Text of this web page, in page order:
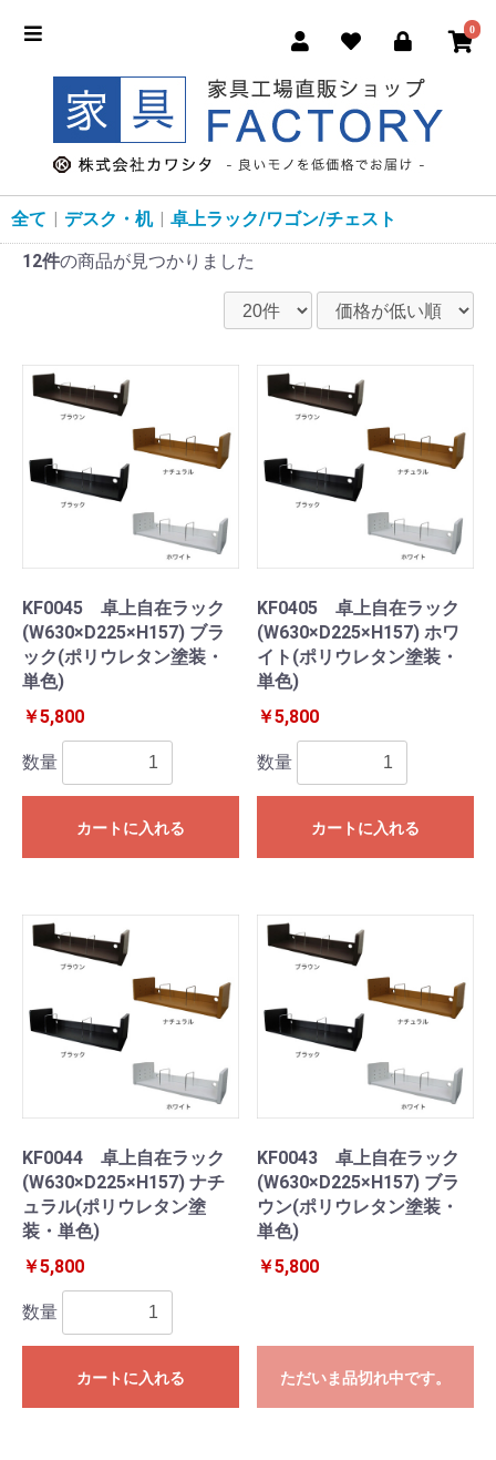
0
全て | デスク・机 | 卓上ラック/ワゴン/チェスト
12件の商品が見つかりました
KF0045 卓上自在ラック
(W630×D225×H157) ブラ
ック(ポリウレタン塗装・
単色)
￥5,800
数量
カートに入れる
KF0405 卓上自在ラック
(W630×D225×H157) ホワ
イト(ポリウレタン塗装・
単色)
￥5,800
数量
カートに入れる
KF0044 卓上自在ラック
(W630×D225×H157) ナチ
ュラル(ポリウレタン塗
装・単色)
￥5,800
数量
カートに入れる
KF0043 卓上自在ラック
(W630×D225×H157) ブラ
ウン(ポリウレタン塗装・
単色)
￥5,800
ただいま品切れ中です。